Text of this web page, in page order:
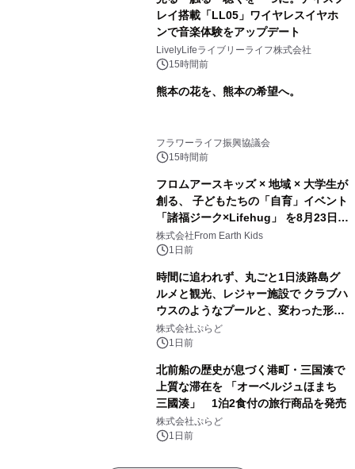
レイ搭載「LL05」ワイヤレスイヤホ
ンで音楽体験をアップデート
LivelyLifeライブリーライフ株式会社
15時間前
熊本の花を、熊本の希望へ。
フラワーライフ振興協議会
15時間前
フロムアースキッズ × 地域 × 大学生が
創る、 子どもたちの「自育」イベント
「諸福ジーク×Lifehug」 を8月23日
(日)開催
株式会社From Earth Kids
1日前
時間に追われず、丸ごと1日淡路島グ
ルメと観光、レジャー施設で クラブハ
ウスのようなプールと、変わった形の
サウナも 「THE BOXY AWAJI」のお
得な素泊まり連泊プランで
株式会社ぷらど
1日前
北前船の歴史が息づく港町・三国湊で
上質な滞在を 「オーベルジュほまち
三國湊」 1泊2食付の旅行商品を発売
株式会社ぷらど
1日前